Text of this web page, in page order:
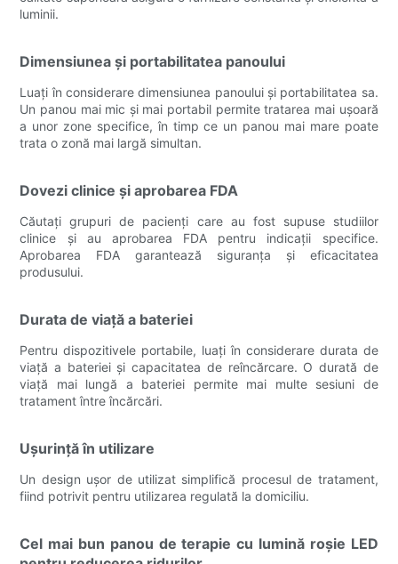
luminii.
Dimensiunea și portabilitatea panoului
Luați în considerare dimensiunea panoului și portabilitatea sa.
Un panou mai mic și mai portabil permite tratarea mai ușoară
a unor zone specifice, în timp ce un panou mai mare poate
trata o zonă mai largă simultan.
Dovezi clinice și aprobarea FDA
Căutați grupuri de pacienți care au fost supuse studiilor
clinice și au aprobarea FDA pentru indicații specifice.
Aprobarea FDA garantează siguranța și eficacitatea
produsului.
Durata de viață a bateriei
Pentru dispozitivele portabile, luați în considerare durata de
viață a bateriei și capacitatea de reîncărcare. O durată de
viață mai lungă a bateriei permite mai multe sesiuni de
tratament între încărcări.
Ușurință în utilizare
Un design ușor de utilizat simplifică procesul de tratament,
fiind potrivit pentru utilizarea regulată la domiciliu.
Cel mai bun panou de terapie cu lumină roșie LED